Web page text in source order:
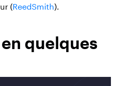
(ReedSmith).
quelques